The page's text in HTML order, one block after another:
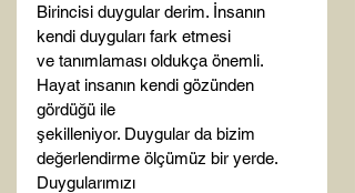
Birincisi duygular derim. İnsanın
kendi duyguları fark etmesi
ve tanımlaması oldukça önemli.
Hayat insanın kendi gözünden
gördüğü ile
şekilleniyor. Duygular da bizim
değerlendirme ölçümüz bir yerde.
Duygularımızı